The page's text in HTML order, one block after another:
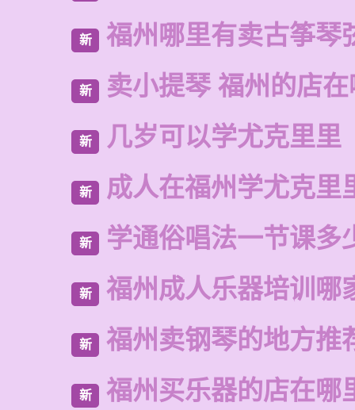
新 福州哪里有卖古筝琴
新 卖小提琴 福州的店
新 几岁可以学尤克里里
新 成人在福州学尤克里
新 学通俗唱法一节课多
新 福州成人乐器培训哪
新 福州卖钢琴的地方推
新 福州买乐器的店在哪